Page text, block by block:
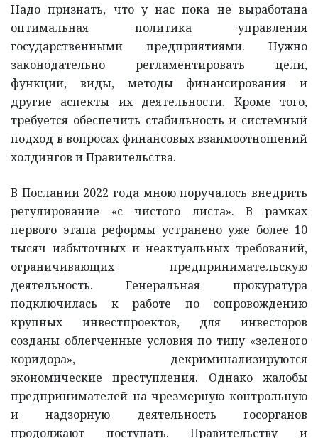
Надо признать, что у нас пока не выработана
оптимальная политика управления
государственными предприятиями. Нужно
законодательно регламентировать цели,
функции, виды, методы финансирования и
другие аспекты их деятельности. Кроме того,
требуется обеспечить стабильность и системный
подход в вопросах финансовых взаимоотношений
холдингов и Правительства.
В Послании 2022 года мною поручалось внедрить
регулирование «с чистого листа». В рамках
первого этапа реформы устранено уже более 10
тысяч избыточных и неактуальных требований,
ограничивающих предпринимательскую
деятельность. Генеральная прокуратура
подключилась к работе по сопровождению
крупных инвестпроектов, для инвесторов
созданы облегченные условия по типу «зеленого
коридора», декриминализируются
экономические преступления. Однако жалобы
предпринимателей на чрезмерную контрольную
и надзорную деятельность госорганов
продолжают поступать. Правительству и